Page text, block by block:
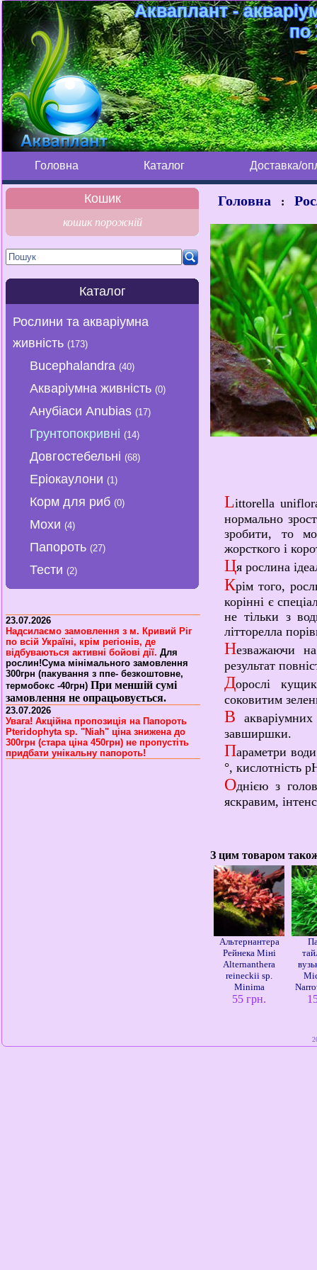
Акваплант -
по
Головна Каталог Доставка/
Кошик
кошик порожній
Каталог
Рослини та акваріумна
живність(173)
Bucephalandra(40)
Акваріумна живність(0)
Анубіаси Anubias(17)
Грунтопокривні(14)
Довгостебельні(68)
Еріокаулони(1)
Корм для риб(0)
Мохи(4)
Папороть(27)
Тести(2)
23.07.2026
Надсилаємо замовлення з м. Кривий Ріг
по всій Україні, крім регіонів, де
відбуваються активні бойові дії.Для
рослин!Сума мінімального замовлення
300грн (пакування з ппе- безкоштовне,
термобокс -40грн)При меншій сумі
замовлення не опрацьовується.
23.07.2026
Увага! Акційна пропозиція на Папороть
Pteridophyta sp. "Niah" ціна знижена до
300грн (стара ціна 450грн) не пропустіть
придбати унікальну папороть!
Головна :
Littorella
нормально
зробити, то
жорсткого і
Ця рослина
Крім того,
корінні є
не тільки з
літторелла
Незважаючи
результат
Дорослі
соковитим
В
завширшки.
Параметри
°, кислотність
Однією з
яскравим,
З цим товаром
Альтернантера
Рейнека Міні
Alternanthera
reineckii sp.
Minima
55 грн.